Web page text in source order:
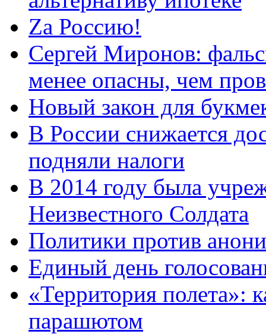
Zа Россию!
Сергей Миронов:
менее опасны, чем
Новый закон для
В России снижается
подняли налоги
В 2014 году была
Неизвестного Солдата
Политики против
Единый день
«Территория полета»:
парашютом